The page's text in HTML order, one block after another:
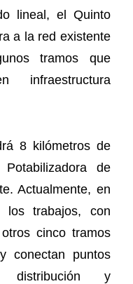
lineal, el Quinto
a la red existente
tramos que
8 kilómetros de
de
Actualmente, en
los trabajos, con
cinco tramos
conectan puntos
distribución y